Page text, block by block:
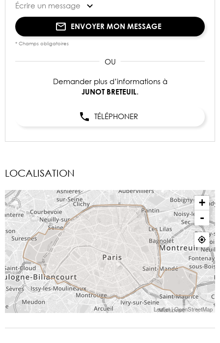
Écrire un message
ENVOYER MON MESSAGE
* Champs obligatoires
Demander plus d’informations à
JUNOT BRETEUIL .
TÉLÉPHONER
LOCALISATION
+
-
Leaflet |OpenStreetMap